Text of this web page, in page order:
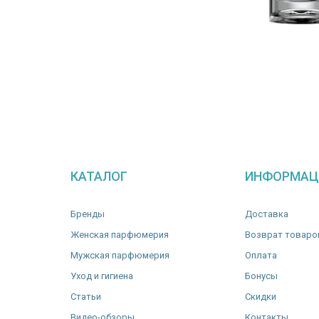
КАТАЛОГ
Бренды
Женская парфюмерия
Мужская парфюмерия
Уход и гигиена
Статьи
Доставка
Возврат
Оплата
Бонусы
Скидки